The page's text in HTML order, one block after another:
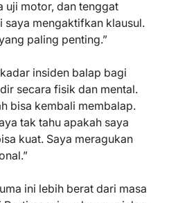
uji motor, dan tenggat
saya mengaktifkan klausul.
paling penting.”
insiden balap bagi
secara fisik dan mental.
bisa kembali membalap.
tak tahu apakah saya
kuat. Saya meragukan
ini lebih berat dari masa